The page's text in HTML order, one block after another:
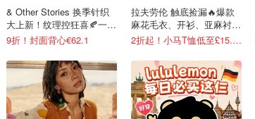
& Other Stories 换季针织
大上新！纹理控狂喜🍂一件
入秋
9折！封面背心€62.1
拉夫劳伦 触底捡漏🔥爆款
麻花毛衣、开衫、亚麻衬衫
等有！
2折起！小马T恤低至£15.7/件